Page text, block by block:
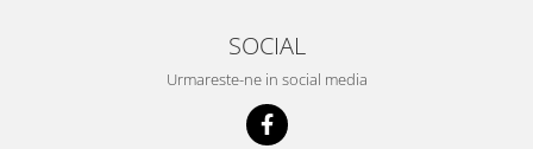
SOCIAL
Urmareste-ne in social media